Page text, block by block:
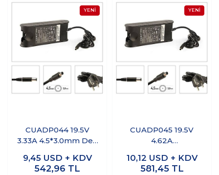
CUADP044 19.5V
3.33A 4.5*3.0mm Dell
9,45 USD + KDV
542,96 TL
CUADP045 19.5V
4.62A
mlu Notebook
Adaptör
10,12 USD + KDV
581,45 TL